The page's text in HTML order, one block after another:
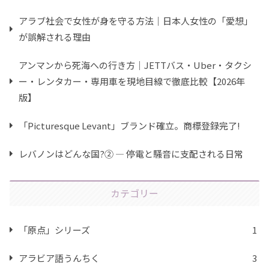
アラブ社会で女性が身を守る方法｜日本人女性の「愛想」
が誤解される理由
アンマンから死海への行き方｜JETTバス・Uber・タクシ
ー・レンタカー・専用車を現地目線で徹底比較【2026年
版】
「Picturesque Levant」ブランド確立。商標登録完了!
レバノンはどんな国?② ― 停電と騒音に支配される日常
カテゴリー
「原点」シリーズ 1
アラビア語うんちく 3